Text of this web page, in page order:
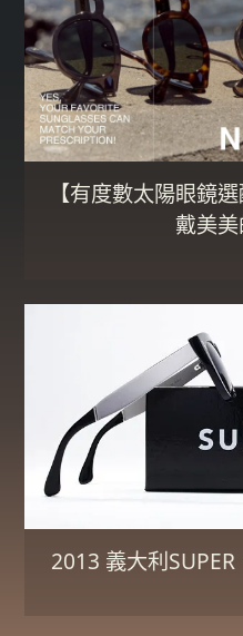
【有度數太陽眼鏡
戴美美
2013 義大利